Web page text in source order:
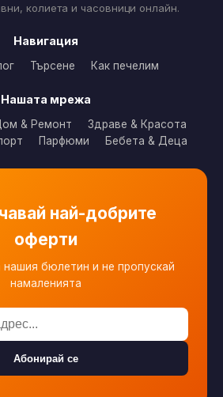
колиета и часовници онлайн.
Навигация
Търсене Как печелим
Нашата мрежа
& Ремонт
Здраве & Красота
Парфюми Бебета & Деца
най-добрите
оферти
нашия бюлетин и не пропускай
намаленията
Абонирай се